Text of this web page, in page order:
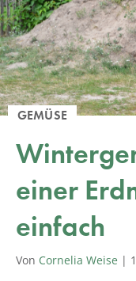
GEMÜSE
einer
einfach
Von Cornelia Weise |